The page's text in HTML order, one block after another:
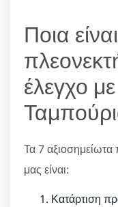
Ποια
έλεγχο
Τα 7 αξιοσημείωτα
μας είναι:
Κατάρτιση